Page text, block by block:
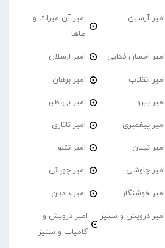
امیر آرسین
امیر آن میراث و
طاها
امیر احسان فدایی امیر ارسلان
امیر انقلاب امیر برهان
امیر بیرو امیر بی‌نظیر
امیر پیغمبری امیر تاتاری
امیر تبیان امیر تتلو
امیر چاوشی امیر چوپانی
امیر خوشنگار امیر دادبان
امیر درویش و ستیز
امیر درویش و
کامیاب و ستیز